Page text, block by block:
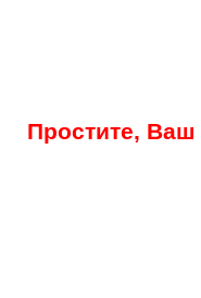
Простите, Ваш